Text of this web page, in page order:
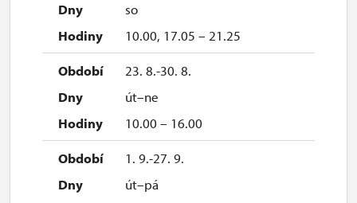
út
11.00 – 15.00
út–pá
14.00, 15.00
so
10.00, 17.05 – 21.25
23. 8.-30. 8.
út–ne
10.00 – 16.00
1. 9.-27. 9.
út–pá